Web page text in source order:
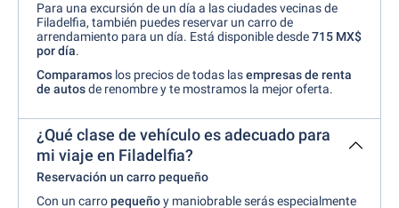
Para una excursión de un día a las ciudades vecinas de
Filadelfia, también puedes reservar un carro de
arrendamiento para un día. Está disponible desde715 MX$
pordía.
Comparamos los precios de todas lasempresas de renta
de autosde renombre y te mostramos la mejor oferta.
¿Qué clase de vehículo es adecuado para
mi viaje en Filadelfia?
Reservación un carro pequeño
Con un carropequeñoy maniobrable serás especialmente